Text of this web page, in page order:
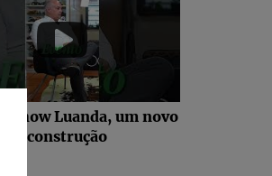
Show Luanda, um novo
construção